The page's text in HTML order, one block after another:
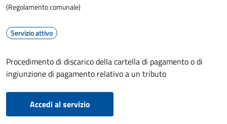
(Regolamento comunale)
Servizio attivo
Procedimento di discarico della cartella di pagamento o di
ingiunzione di pagamento relativo a un tributo
Accedi al servizio